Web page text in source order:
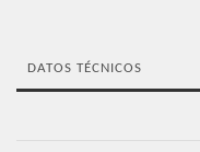
DATOS TÉCNICOS